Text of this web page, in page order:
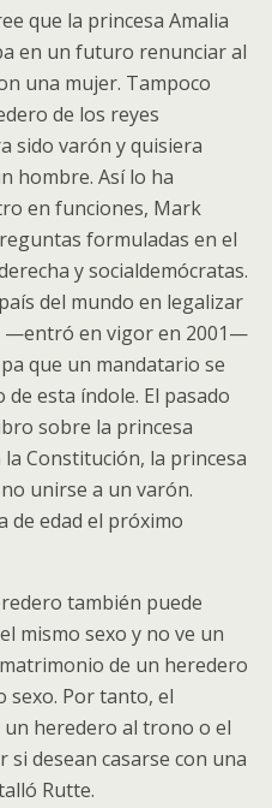
que la princesa Amalia
en un futuro renunciar al
una mujer. Tampoco
de los reyes
sido varón y quisiera
hombre. Así lo ha
en funciones, Mark
formuladas en el
y socialdemócratas.
del mundo en legalizar
—entró en vigor en 2001—
que un mandatario se
esta índole. El pasado
sobre la princesa
Constitución, la princesa
unirse a un varón.
de edad el próximo
también puede
mismo sexo y no ve un
de un heredero
sexo. Por tanto, el
heredero al trono o el
si desean casarse con una
Rutte.